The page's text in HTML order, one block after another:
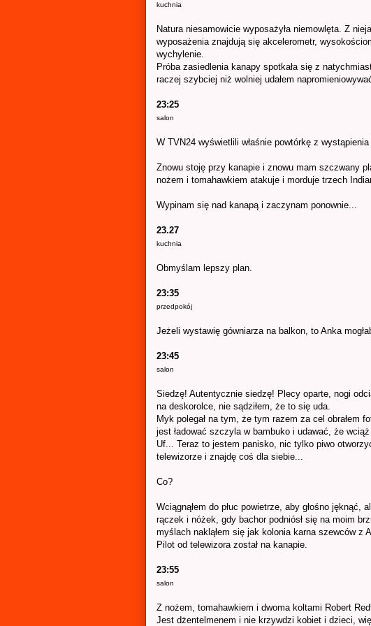
kuchnia
Natura niesamowicie wyposażyła niemowlęta. Z
wyposażenia znajdują się akcelerometr,
wychylenie.
Próba zasiedlenia kanapy spotkała się z
raczej szybciej niż wolniej udałem
23:25
salon
W TVN24 wyświetlili właśnie powtórkę z
Znowu stoję przy kanapie i znowu mam szczwany
nożem i tomahawkiem atakuje i morduje trzech
Wypinam się nad kanapą i zaczynam ponownie...
23.27
kuchnia
Obmyślam lepszy plan.
23:35
przedpokój
Jeżeli wystawię gówniarza na balkon, to Anka
23:45
salon
Siedzę! Autentycznie siedzę! Plecy oparte, nogi
na deskorolce, nie sądziłem, że to się uda.
Myk polegał na tym, że tym razem za cel obrałem
jest ładować szczyla w bambuko i udawać, że
Uf... Teraz to jestem panisko, nic tylko piwo
telewizorze i znajdę coś dla siebie...
Co?
Wciągnąłem do płuc powietrze, aby głośno jęknąć,
rączek i nóżek, gdy bachor podniósł się na moim
myślach nakląłem się jak kolonia karna szewców z
Pilot od telewizora został na kanapie.
23:55
salon
Z nożem, tomahawkiem i dwoma koltami Robert
Jest dżentelmenem i nie krzywdzi kobiet i dzieci,